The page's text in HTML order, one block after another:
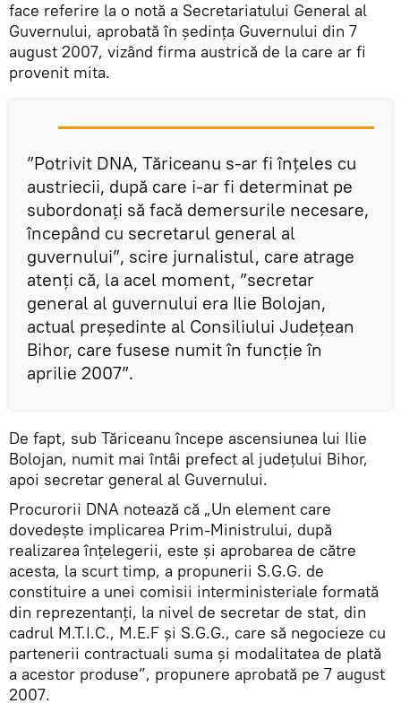
face referire la o notă a Secretariatului General al
Guvernului, aprobată în ședința Guvernului din 7
august 2007, vizând firma austrică de la care ar fi
provenit mita.
”Potrivit DNA, Tăriceanu s-ar fi înţeles cu
austriecii, după care i-ar fi determinat pe
subordonaţi să facă demersurile necesare,
începând cu secretarul general al
guvernului”, scire jurnalistul, care atrage
atenți că, la acel moment, ”secretar
general al guvernului era Ilie Bolojan,
actual preşedinte al Consiliului Judeţean
Bihor, care fusese numit în funcţie în
aprilie 2007”.
De fapt, sub Tăriceanu începe ascensiunea lui Ilie
Bolojan, numit mai întâi prefect al județului Bihor,
apoi secretar general al Guvernului.
Procurorii DNA notează că „Un element care
dovedește implicarea Prim-Ministrului, după
realizarea înțelegerii, este și aprobarea de către
acesta, la scurt timp, a propunerii S.G.G. de
constituire a unei comisii interministeriale formată
din reprezentanți, la nivel de secretar de stat, din
cadrul M.T.I.C., M.E.F și S.G.G., care să negocieze cu
partenerii contractuali suma și modalitatea de plată
a acestor produse”, propunere aprobată pe 7 august
2007.